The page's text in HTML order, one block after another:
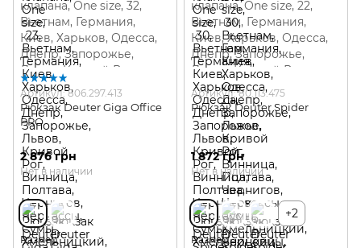
Артикул: 806.297.413
Рюкзак Deuter Giga Office
PRO
2 876 грн
Нет в наличии
Размер
Артикул: 80.113.475
Рюкзак Deuter Spider
1 872 грн
Нет в наличии
+2
Размер